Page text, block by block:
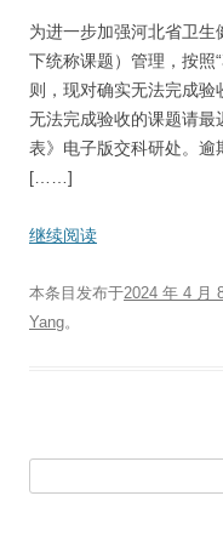
为进一步加强河北省卫生
下统称课题）管理，按照
则，现对确实无法完成
无法完成验收的课题请
表》电子版交科研处。
[……]
继续阅读
本条目发布于2024 年 4 月
Yang。